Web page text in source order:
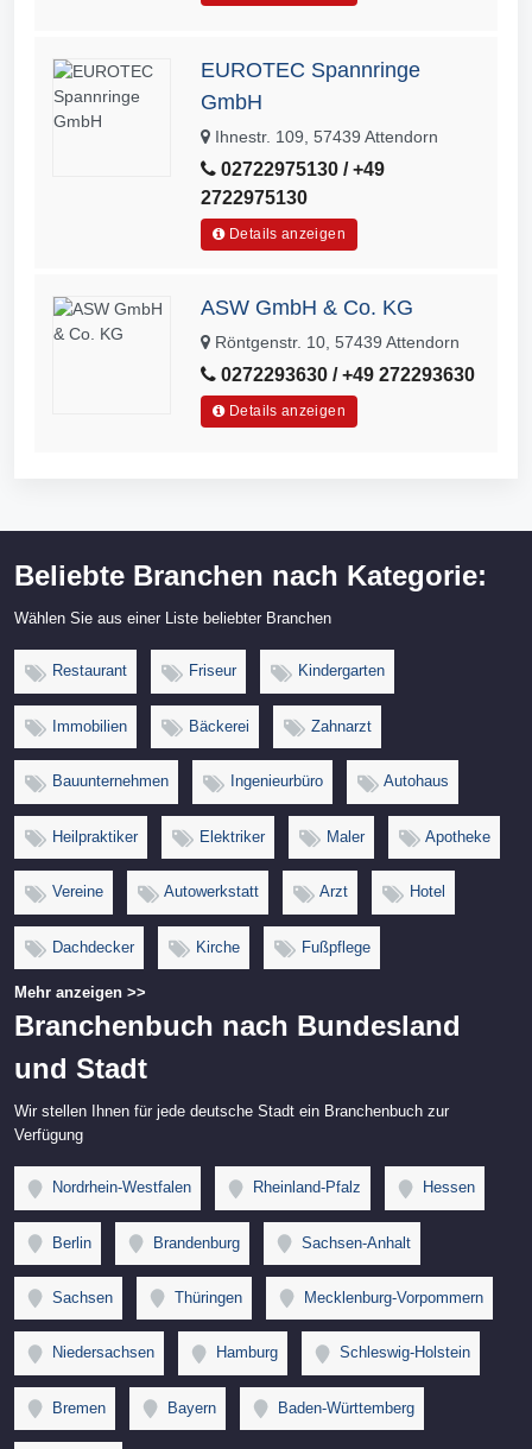
EUROTEC Spannringe
GmbH
Ihnestr. 109, 57439 Attendorn
02722975130 / +49
2722975130
Details anzeigen
ASW GmbH & Co. KG
Röntgenstr. 10, 57439 Attendorn
0272293630 / +49 272293630
Details anzeigen
Beliebte Branchen nach Kategorie:
Wählen Sie aus einer Liste beliebter Branchen
Restaurant Friseur Kindergarten
Immobilien Bäckerei Zahnarzt
Bauunternehmen Ingenieurbüro Autohaus
Heilpraktiker Elektriker Maler Apotheke
Vereine Autowerkstatt Arzt Hotel
Dachdecker Kirche Fußpflege
Mehr anzeigen >>
Branchenbuch nach Bundesland
und Stadt
Wir stellen Ihnen für jede deutsche Stadt ein Branchenbuch zur
Verfügung
Nordrhein-Westfalen Rheinland-Pfalz Hessen
Berlin Brandenburg Sachsen-Anhalt
Sachsen Thüringen Mecklenburg-Vorpommern
Niedersachsen Hamburg Schleswig-Holstein
Bremen Bayern Baden-Württemberg